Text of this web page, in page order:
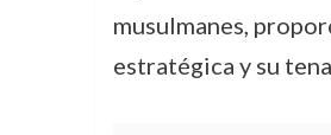
musulmanes,
estratégica y su